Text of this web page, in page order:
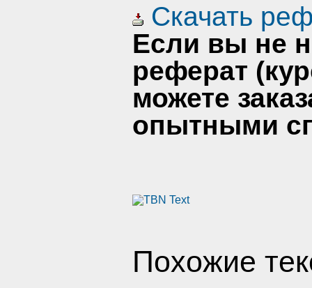
Скачать
Если вы не
реферат
можете
опытными
Похожие